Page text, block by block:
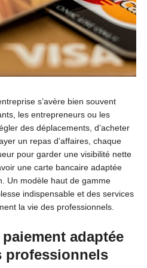
s’avère bien souvent
les entrepreneurs ou les
des déplacements, d’acheter
un repas d’affaires, chaque
pour garder une visibilité nette
une carte bancaire adaptée
Un modèle haut de gamme
indispensable et des services
la vie des professionnels.
adaptée
professionnels